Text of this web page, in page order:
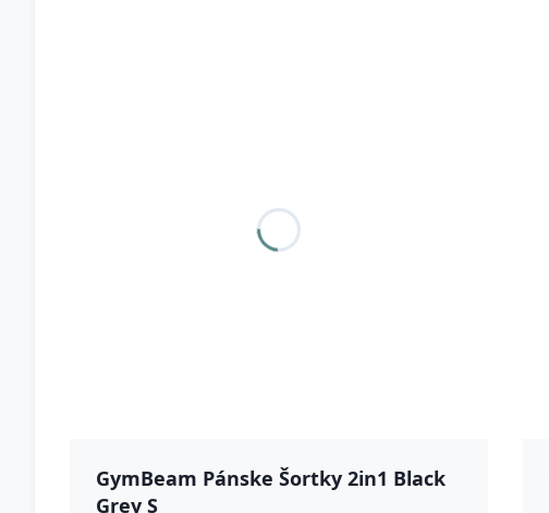
GymBeam Pánske Šortky 2in1 Black
Grey S